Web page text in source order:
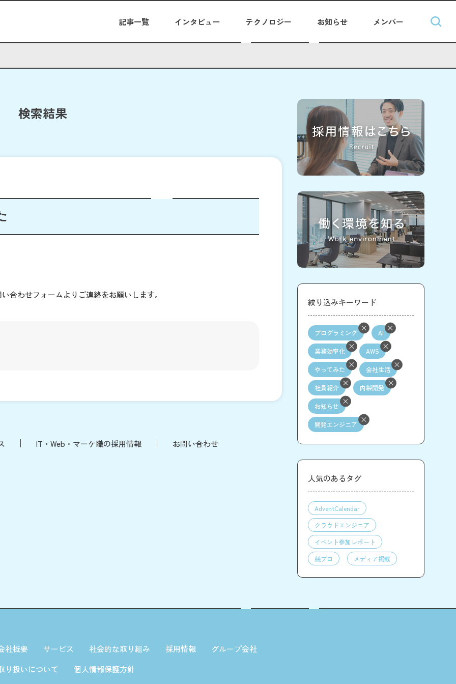
記事一覧 インタビュー テクノロジー お知らせ メンバー
検索結果
合わせフォームよりご連絡をお願いします。
IT・Web・マーケ職の採用情報 お問い合わせ
絞り込みキーワード
プログラミング AI
業務効率化 AWS
やってみた 会社生活
社員紹介 内製開発
お知らせ
開発エンジニア
人気のあるタグ
AdventCalendar
クラウドエンジニア
イベント参加レポート
競プロ
メディア掲載
社概要 サービス 社会的な取り組み 採用情報
グループ会社
り扱いについて
個人情報保護方針